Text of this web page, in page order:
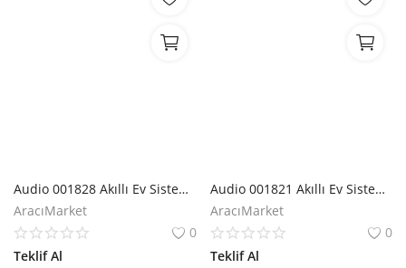
Audio 001828 Akıllı Ev Sistemi Termostat Modülü
AracıMarket
0
Teklif Al
Audio 001821 Akıllı Ev Sistemi Elektrikli Su Vanası
AracıMarket
0
Teklif Al